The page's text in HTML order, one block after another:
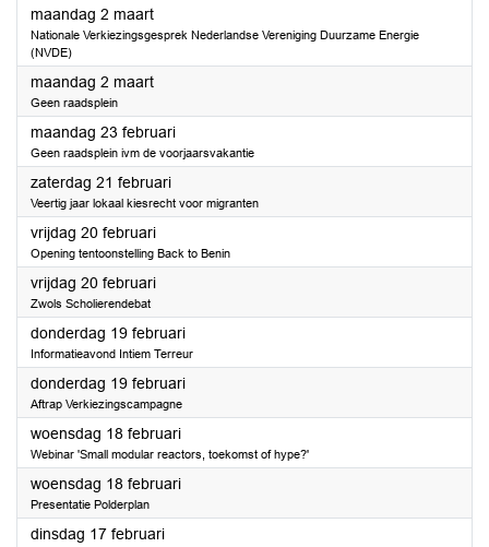
maandag 2 maart2026
Nationale Verkiezingsgesprek Nederlandse Vereniging Duurzame Energie
(NVDE)
maandag 2 maart2026
Geen raadsplein
maandag 23 februari2026
Geen raadsplein ivm de voorjaarsvakantie
zaterdag 21 februari2026
Veertig jaar lokaal kiesrecht voor migranten
vrijdag 20 februari2026
Opening tentoonstelling Back to Benin
vrijdag 20 februari2026
Zwols Scholierendebat
donderdag 19 februari2026
Informatieavond Intiem Terreur
donderdag 19 februari2026
Aftrap Verkiezingscampagne
woensdag 18 februari2026
Webinar 'Small modular reactors, toekomst of hype?'
woensdag 18 februari2026
Presentatie Polderplan
dinsdag 17 februari2026